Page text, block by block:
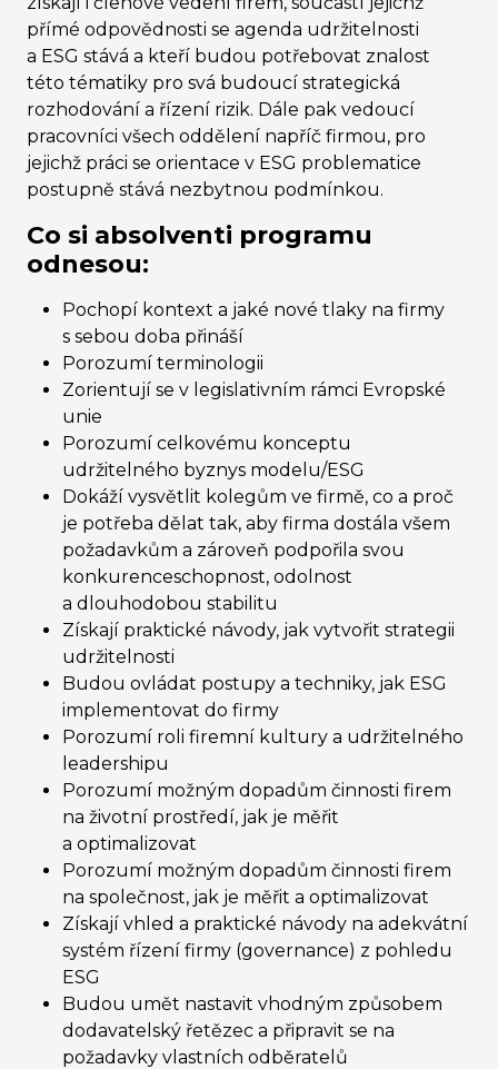
přímé odpovědnosti se agenda udržitelnosti
a ESG stává a kteří budou potřebovat znalost
této tématiky pro svá budoucí strategická
rozhodování a řízení rizik. Dále pak vedoucí
pracovníci všech oddělení napříč firmou, pro
jejichž práci se orientace v ESG problematice
postupně stává nezbytnou podmínkou.
Co si absolventi programu
odnesou:
Pochopí kontext a jaké nové tlaky na firmy
s sebou doba přináší
Porozumí terminologii
Zorientují se v legislativním rámci Evropské
unie
Porozumí celkovému konceptu
udržitelného byznys modelu/ESG
Dokáží vysvětlit kolegům ve firmě, co a proč
je potřeba dělat tak, aby firma dostála všem
požadavkům a zároveň podpořila svou
konkurenceschopnost, odolnost
a dlouhodobou stabilitu
Získají praktické návody, jak vytvořit strategii
udržitelnosti
Budou ovládat postupy a techniky, jak ESG
implementovat do firmy
Porozumí roli firemní kultury a udržitelného
leadershipu
Porozumí možným dopadům činnosti firem
na životní prostředí, jak je měřit
a optimalizovat
Porozumí možným dopadům činnosti firem
na společnost, jak je měřit a optimalizovat
Získají vhled a praktické návody na adekvátní
systém řízení firmy (governance) z pohledu
ESG
Budou umět nastavit vhodným způsobem
dodavatelský řetězec a připravit se na
požadavky vlastních odběratelů